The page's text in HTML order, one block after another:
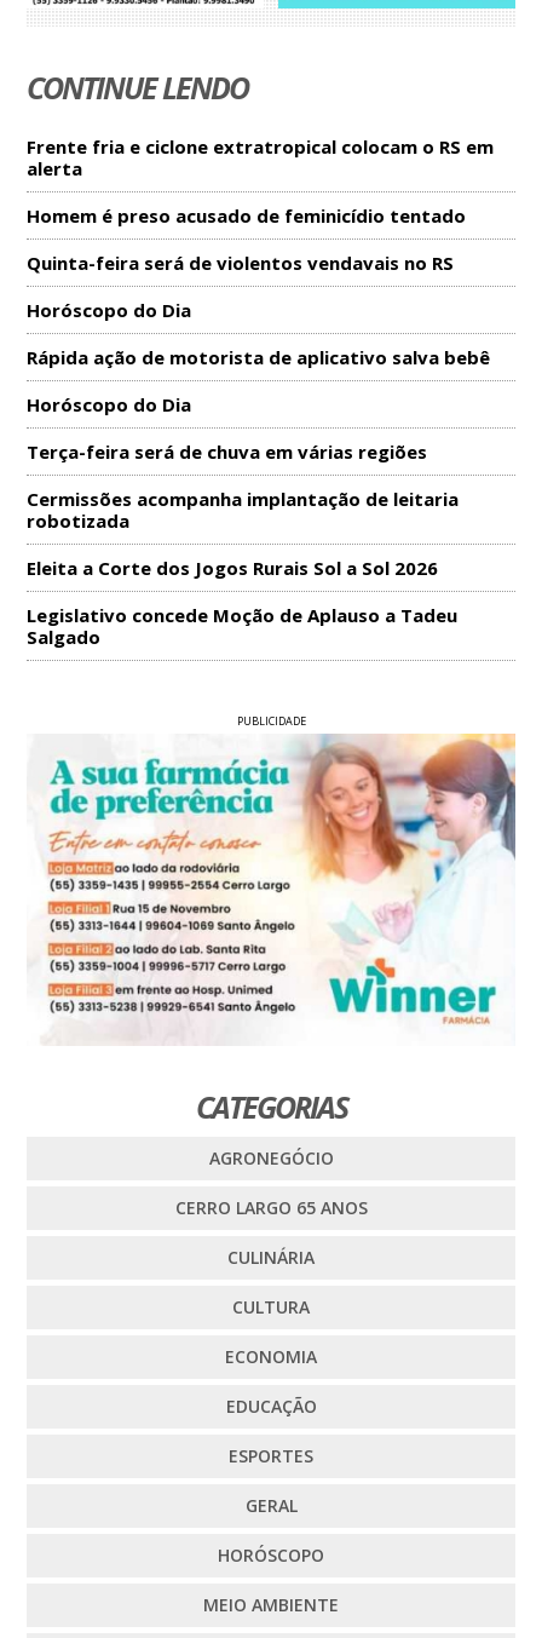
CONTINUE LENDO
Frente fria e ciclone extratropical colocam o RS em
alerta
Homem é preso acusado de feminicídio tentado
Quinta-feira será de violentos vendavais no RS
Horóscopo do Dia
Rápida ação de motorista de aplicativo salva bebê
Horóscopo do Dia
Terça-feira será de chuva em várias regiões
Cermissões acompanha implantação de leitaria
robotizada
Eleita a Corte dos Jogos Rurais Sol a Sol 2026
Legislativo concede Moção de Aplauso a Tadeu
Salgado
PUBLICIDADE
CATEGORIAS
AGRONEGÓCIO
CERRO LARGO 65 ANOS
CULINÁRIA
CULTURA
ECONOMIA
EDUCAÇÃO
ESPORTES
GERAL
HORÓSCOPO
MEIO AMBIENTE